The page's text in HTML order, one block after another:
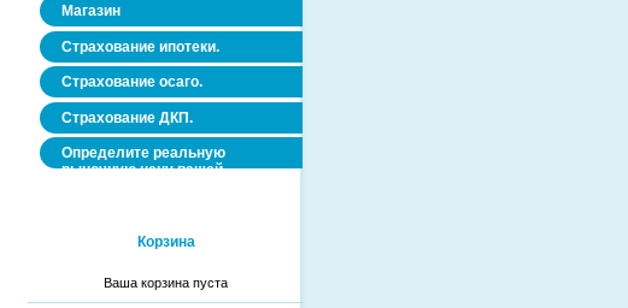
Магазин
Страхование ипотеки.
Страхование осаго.
Страхование ДКП.
Определите реальную
рыночную цену вашей
Корзина
Ваша корзина пуста